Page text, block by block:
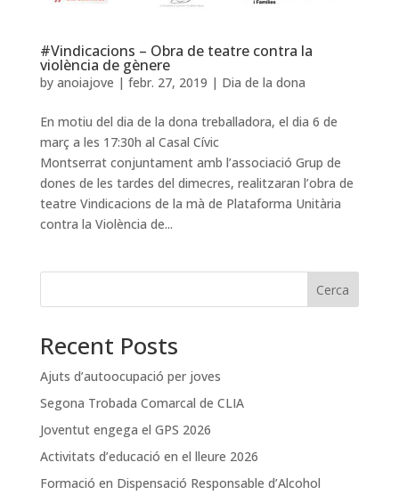
#Vindicacions – Obra de teatre contra la
violència de gènere
by anoiajove | febr. 27, 2019 | Dia de la dona
En motiu del dia de la dona treballadora, el dia 6 de
març a les 17:30h al Casal Cívic
Montserrat conjuntament amb l’associació Grup de
dones de les tardes del dimecres, realitzaran l’obra de
teatre Vindicacions de la mà de Plataforma Unitària
contra la Violència de...
Cerca
Recent Posts
Ajuts d’autoocupació per joves
Segona Trobada Comarcal de CLIA
Joventut engega el GPS 2026
Activitats d’educació en el lleure 2026
Formació en Dispensació Responsable d’Alcohol